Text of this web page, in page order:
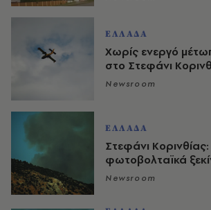
ΕΛΛΑΔΑ
Χωρίς ενεργό
στο Στεφάνι
Newsroom
ΕΛΛΑΔΑ
Στεφάνι
φωτοβολταϊκά
Newsroom